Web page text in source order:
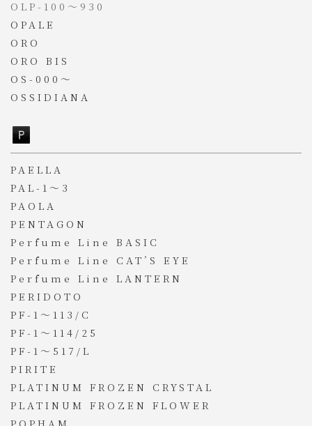
OLP-100～930
OPALE
ORO
ORO BIS
OS-000～
OSSIDIANA
PAELLA
PAL-1～3
PAOLA
PENTAGON
Perfume Line BASIC
Perfume Line CAT’S EYE
Perfume Line LANTERN
PERIDOTO
PF-1～113/C
PF-1～114/25
PF-1～517/L
PIRITE
PLATINUM FROZEN CRYSTAL
PLATINUM FROZEN FLOWER